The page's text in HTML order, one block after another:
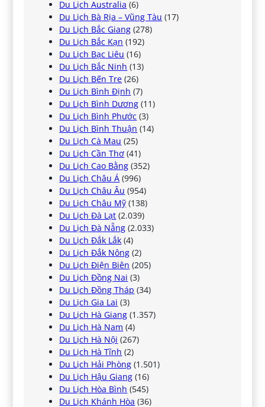
Du Lịch Australia (6)
Du Lịch Bà Rịa – Vũng Tàu (17)
Du Lịch Bắc Giang (278)
Du Lịch Bắc Kạn (192)
Du Lịch Bạc Liêu (16)
Du Lịch Bắc Ninh (13)
Du Lịch Bến Tre (26)
Du Lịch Bình Định (7)
Du Lịch Bình Dương (11)
Du Lịch Bình Phước (3)
Du Lịch Bình Thuận (14)
Du Lịch Cà Mau (25)
Du Lịch Cần Thơ (41)
Du Lịch Cao Bằng (352)
Du Lịch Châu Á (996)
Du Lịch Châu Âu (954)
Du Lịch Châu Mỹ (138)
Du Lịch Đà Lạt (2.039)
Du Lịch Đà Nẵng (2.033)
Du Lịch Đắk Lắk (4)
Du Lịch Đắk Nông (2)
Du Lịch Điện Biên (205)
Du Lịch Đồng Nai (3)
Du Lịch Đồng Tháp (34)
Du Lịch Gia Lai (3)
Du Lịch Hà Giang (1.357)
Du Lịch Hà Nam (4)
Du Lịch Hà Nội (267)
Du Lịch Hà Tĩnh (2)
Du Lịch Hải Phòng (1.501)
Du Lịch Hậu Giang (16)
Du Lịch Hòa Bình (545)
Du Lịch Khánh Hòa (36)